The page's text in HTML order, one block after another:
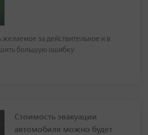
желаемое за действительное и в
большую ошибку
Стоимость эвакуации
автомобиля можно будет